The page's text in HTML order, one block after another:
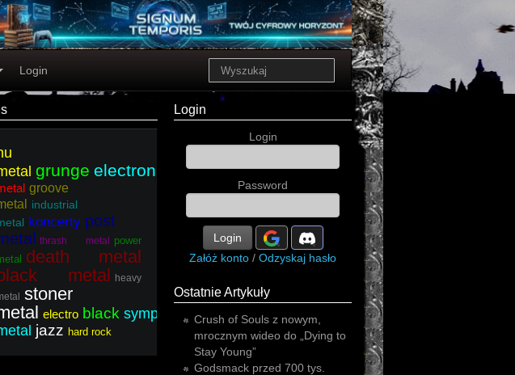
Login
grunge electronic rock'n'roll progressive progressive
groove
industrial
koncerty post
thrash metal
power
death metal
metal heavy
stoner
electro black symphonic
jazz hard rock
Login
Login
Password
Login
Załóż konto / Odzyskaj hasło
Ostatnie Artykuły
Crush of Souls z nowym,
mrocznym wideo do „Dying to
Stay Young”
Godsmack przed 700 tys.